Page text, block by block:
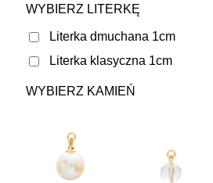
WYBIERZ LITERKĘ
Literka dmuchana 1cm
Literka klasyczna 1cm
WYBIERZ KAMIEŃ